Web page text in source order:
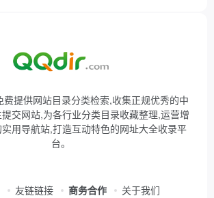
提供网站目录分类检索,收集正规优秀的中
交网站,为各行业分类目录收藏整理,运营增
用导航站,打造互动特色的网址大全收录平
台。
友链链接 商务合作 关于我们